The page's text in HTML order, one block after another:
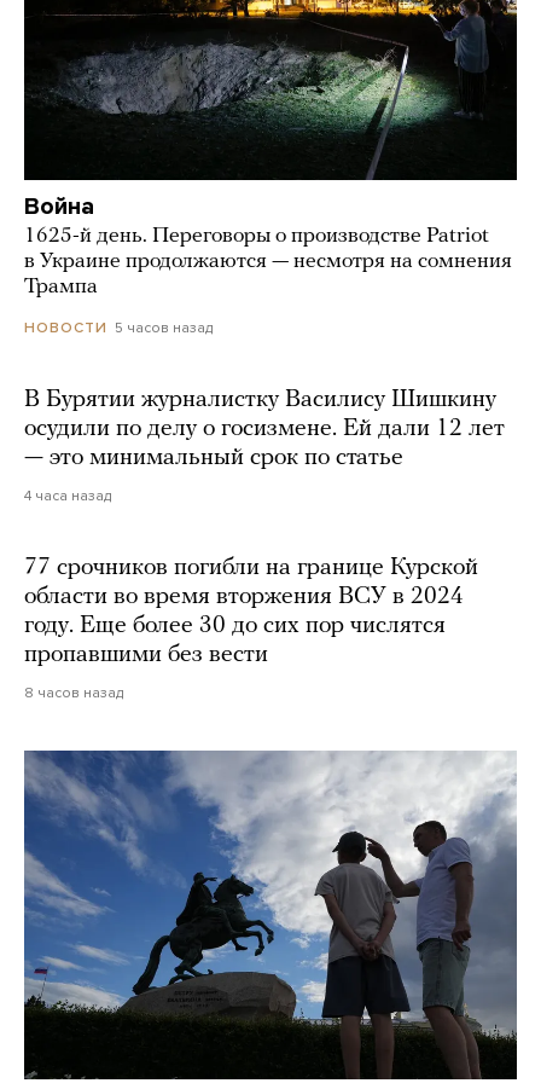
Война
1625-й день. Переговоры о производстве Patriot
в Украине продолжаются — несмотря на сомнения
Трампа
НОВОСТИ 5 часов назад
В Бурятии журналистку Василису Шишкину
осудили по делу о госизмене. Ей дали 12 лет
— это минимальный срок по статье
4 часа назад
77 срочников погибли на границе Курской
области во время вторжения ВСУ в 2024
году. Еще более 30 до сих пор числятся
пропавшими без вести
8 часов назад